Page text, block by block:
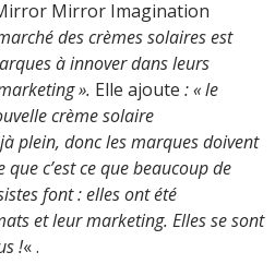
Mirror Mirror Imagination
des crèmes solaires est
à innover dans leurs
». Elle ajoute : « le
crème solaire
plein, donc les marques doivent
c’est ce que beaucoup de
font : elles ont été
et leur marketing. Elles se sont
!« .